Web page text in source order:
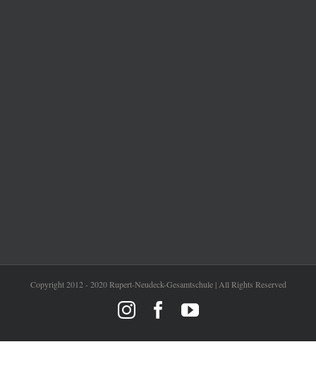
Copyright 2012 - 2020 Rupert-Neudeck-Gesamtschule | All Rights Reserved
InstagramFacebook
YouTube